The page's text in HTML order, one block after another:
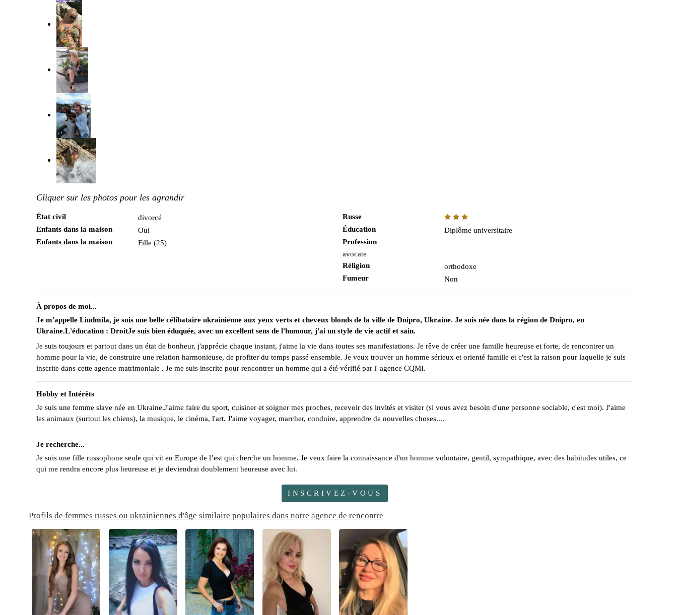
Cliquer sur les photos pour les agrandir
État civil
divorcé
Enfants dans la maison
Oui
Enfants dans la maison
Fille (25)
Russe
Éducation
Diplôme universitaire
Profession
avocate
Réligion
orthodoxe
Fumeur
Non
À propos de moi...
Je m'appelle Liudmila, je suis une belle célibataire ukrainienne aux yeux verts et cheveux blonds de la ville de Dnipro, Ukraine. Je suis née dans la région de Dnipro, en
Ukraine.L'éducation : DroitJe suis bien éduquée, avec un excellent sens de l'humour, j'ai un style de vie actif et sain.
Je suis toujours et partout dans un état de bonheur, j'apprécie chaque instant, j'aime la vie dans toutes ses manifestations. Je rêve de créer une famille heureuse et forte, de rencontrer un
homme pour la vie, de construire une relation harmonieuse, de profiter du temps passé ensemble. Je veux trouver un homme sérieux et orienté famille et c'est la raison pour laquelle je suis
inscrite dans cette agence matrimoniale . Je me suis inscrite pour rencontrer un homme qui a été vérifié par l' agence CQMI.
Hobby et Intérêts
Je suis une femme slave née en Ukraine.J'aime faire du sport, cuisiner et soigner mes proches, recevoir des invités et visiter (si vous avez besoin d'une personne sociable, c'est moi). J'aime
les animaux (surtout les chiens), la musique, le cinéma, l'art. J'aime voyager, marcher, conduire, apprendre de nouvelles choses....
Je recherche...
Je suis une fille russophone seule qui vit en Europe de l’est qui cherche un homme. Je veux faire la connaissance d'un homme volontaire, gentil, sympathique, avec des habitudes utiles, ce
qui me rendra encore plus heureuse et je deviendrai doublement heureuse avec lui.
INSCRIVEZ-VOUS
Profils de femmes russes ou ukrainiennes d'âge similaire populaires dans notre agence de rencontre